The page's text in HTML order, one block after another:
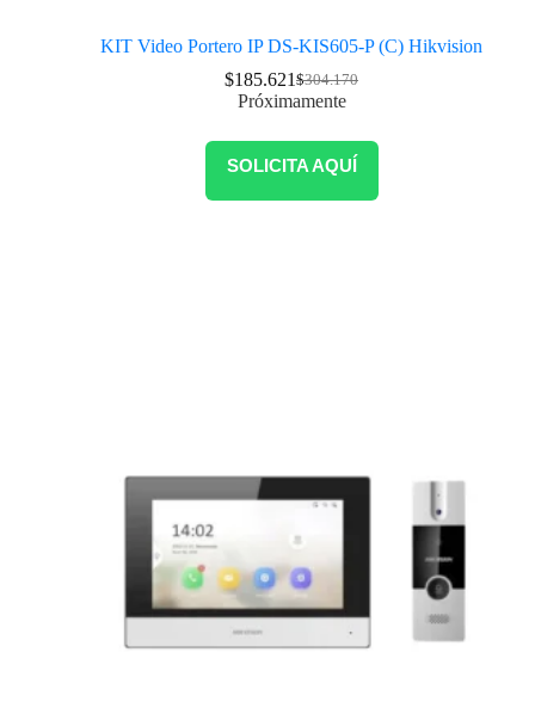
KIT Video Portero IP DS-KIS605-P (C) Hikvision
$304.170
$185.621
Próximamente
SOLICITA AQUÍ